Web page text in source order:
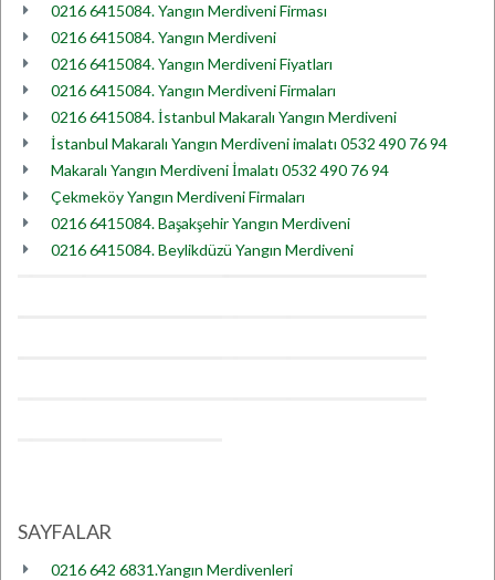
0216 6415084. Yangın Merdiveni Firması
0216 6415084. Yangın Merdiveni
0216 6415084. Yangın Merdiveni Fiyatları
0216 6415084. Yangın Merdiveni Firmaları
0216 6415084. İstanbul Makaralı Yangın Merdiveni
İstanbul Makaralı Yangın Merdiveni imalatı 0532 490 76 94
Makaralı Yangın Merdiveni İmalatı 0532 490 76 94
Çekmeköy Yangın Merdiveni Firmaları
0216 6415084. Başakşehir Yangın Merdiveni
0216 6415084. Beylikdüzü Yangın Merdiveni
SAYFALAR
0216 642 6831.Yangın Merdivenleri